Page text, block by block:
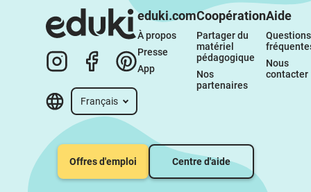
Français
eduki.com
À propos
Presse
App
Coopération
Partager du
matériel
pédagogique
Nos
partenaires
Aide
Questions
Nous
contacter
Offres d'emploi Centre d'aide